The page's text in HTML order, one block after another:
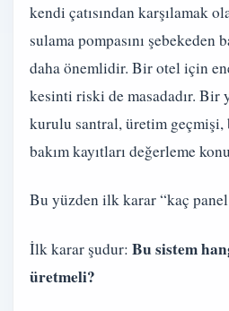
kendi çatısından karşılamak
sulama pompasını şebekeden
daha önemlidir. Bir otel için
kesinti riski de masadadır. Bir
kurulu santral, üretim geçmişi,
bakım kayıtları değerleme
Bu yüzden ilk karar “kaç
İlk karar şudur: Bu sistem
üretmeli?